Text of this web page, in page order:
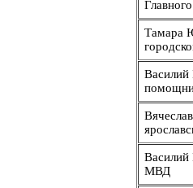
Тамара
Василий
МВД